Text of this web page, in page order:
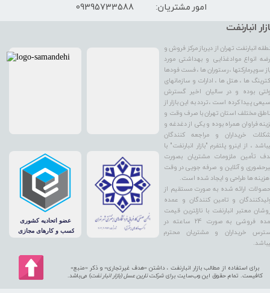
انبارنفت
انبارنفت تهران از دیرباز مرکز فروش و
انواع موادغذایی و بهداشتی مورد
سوپرمارکتها ، رستوران ها ، فست فودها
ها ، هتل ها ، ادارات و سازمانهای
بوده و در سالیان اخیر گسترش
پیدا کرده است ، تردد به این بازار از
مختلف استان تهران با صرف وقت و
فراوان همراه بوده و یکی از دغدغه و
خریداران و مراجعه کنندگان
، از اینرو پلتفرم "بازار انبارنفت" با
تأمین ملزومات مشتریان بصورت
و آنلاین و صرفه جویی در وقت
ها طراحی و ایجاد شده است.
ارائه شده به صورت مستقیم از
و تامین کنندگان و عمده
معتبر انبارنفت با نازلترین قیمت
عمده فروشی به صورت 24 ساعته در
خریداران و مشتریان محترم
برای استفاده از مطالب بازار انبارنفت ، داشتن «هدف غیرتجاری» و ذکر «منبع»
کافیست. تمام حقوق اين وب‌سايت برای شرکت نارین عسل (بازار انبار نفت) می‌باشد.
امور مشتریان: